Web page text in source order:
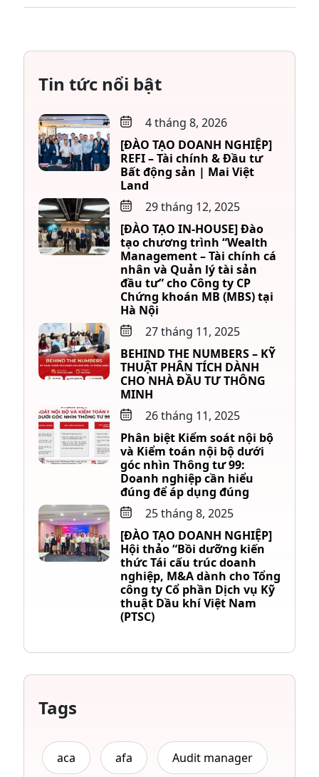
Tin tức nổi bật
4 tháng 8, 2026
[ĐÀO TẠO DOANH NGHIỆP]
REFI – Tài chính & Đầu tư
Bất động sản | Mai Việt
Land
29 tháng 12, 2025
[ĐÀO TẠO IN-HOUSE] Đào
tạo chương trình “Wealth
Management – Tài chính cá
nhân và Quản lý tài sản
đầu tư” cho Công ty CP
Chứng khoán MB (MBS) tại
Hà Nội
27 tháng 11, 2025
BEHIND THE NUMBERS – KỸ
THUẬT PHÂN TÍCH DÀNH
CHO NHÀ ĐẦU TƯ THÔNG
MINH
26 tháng 11, 2025
Phân biệt Kiểm soát nội bộ
và Kiểm toán nội bộ dưới
góc nhìn Thông tư 99:
Doanh nghiệp cần hiểu
đúng để áp dụng đúng
25 tháng 8, 2025
[ĐÀO TẠO DOANH NGHIỆP]
Hội thảo “Bồi dưỡng kiến
thức Tái cấu trúc doanh
nghiệp, M&A dành cho Tổng
công ty Cổ phần Dịch vụ Kỹ
thuật Dầu khí Việt Nam
(PTSC)
Tags
aca afa Audit manager